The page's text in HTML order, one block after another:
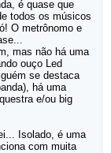
é quase que
todos os músicos
O metrônomo e
mas não há uma
ouço Led
se destaca
há uma
e/ou big
Isolado, é uma
com muita